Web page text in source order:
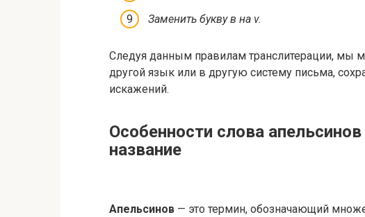
Заменить букву в на v.
Следуя данным правилам транслитерации, мы
другой язык или в другую систему письма,
искажений.
Особенности слова
название
Апельсинов — это термин, обозначающий